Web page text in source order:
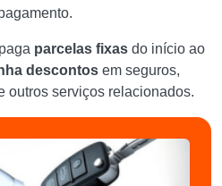
parcelas fixas do início ao
descontos em seguros,
outros serviços relacionados.